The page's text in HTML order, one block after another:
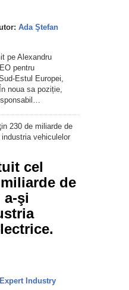
Ada Ştefan
pe Alexandru
pentru
Estul Europei,
noua sa poziție,
cel
de
şi
Industry